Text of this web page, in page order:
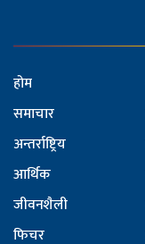
होम
समाचार
अन्तर्राष्ट्रिय
आर्थिक
जीवनशैली
फिचर